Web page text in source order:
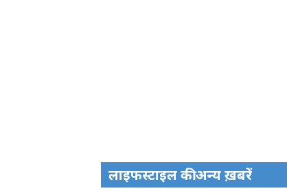
लाइफस्टाइल की अन्य ख़बरें